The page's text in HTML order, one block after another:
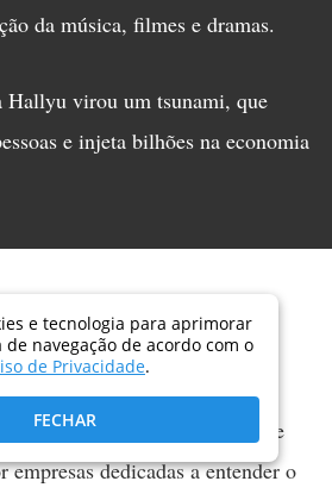
da música, filmes e dramas.
Hallyu virou um tsunami, que
e injeta bilhões na economia
de idols
tem, por trás dela, uma rede
dedicadas a entender o
e tecnologia para aprimorar
navegação de acordo com o
de Privacidade.
FECHAR